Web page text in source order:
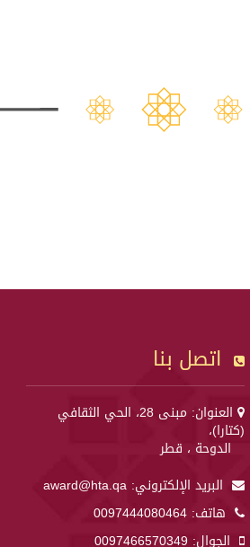
اتصل بنا
العنوان: مبنى 28، الحي الثقافي
(كتارا)،
الدوحة ، قطر
البريد الإلكتروني: award@hta.qa
هاتف: 0097444080464
الجوال: 0097466570349